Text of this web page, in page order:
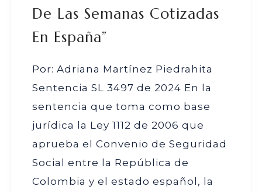
De Las Semanas Cotizadas
En España”
Por: Adriana Martínez Piedrahita
Sentencia SL 3497 de 2024 En la
sentencia que toma como base
jurídica la Ley 1112 de 2006 que
aprueba el Convenio de Seguridad
Social entre la República de
Colombia y el estado español, la